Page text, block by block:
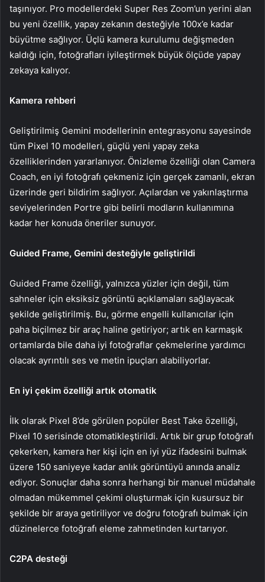
taşınıyor. Pro modellerdeki Super Res Zoom’un yerini alan
bu yeni özellik, yapay zekanın desteğiyle 100x’e kadar
büyütme sağlıyor. Üçlü kamera kurulumu değişmeden
kaldığı için, fotoğrafları iyileştirmek büyük ölçüde yapay
zekaya kalıyor.
Kamera rehberi
Geliştirilmiş Gemini modellerinin entegrasyonu sayesinde
tüm Pixel 10 modelleri, güçlü yeni yapay zeka
özelliklerinden yararlanıyor. Önizleme özelliği olan Camera
Coach, en iyi fotoğrafı çekmeniz için gerçek zamanlı, ekran
üzerinde geri bildirim sağlıyor. Açılardan ve yakınlaştırma
seviyelerinden Portre gibi belirli modların kullanımına
kadar her konuda öneriler sunuyor.
Guided Frame, Gemini desteğiyle geliştirildi
Guided Frame özelliği, yalnızca yüzler için değil, tüm
sahneler için eksiksiz görüntü açıklamaları sağlayacak
şekilde geliştirilmiş. Bu, görme engelli kullanıcılar için
paha biçilmez bir araç haline getiriyor; artık en karmaşık
ortamlarda bile daha iyi fotoğraflar çekmelerine yardımcı
olacak ayrıntılı ses ve metin ipuçları alabiliyorlar.
En iyi çekim özelliği artık otomatik
İlk olarak Pixel 8’de görülen popüler Best Take özelliği,
Pixel 10 serisinde otomatikleştirildi. Artık bir grup fotoğrafı
çekerken, kamera her kişi için en iyi yüz ifadesini bulmak
üzere 150 saniyeye kadar anlık görüntüyü anında analiz
ediyor. Sonuçlar daha sonra herhangi bir manuel müdahale
olmadan mükemmel çekimi oluşturmak için kusursuz bir
şekilde bir araya getiriliyor ve doğru fotoğrafı bulmak için
düzinelerce fotoğrafı eleme zahmetinden kurtarıyor.
C2PA desteği